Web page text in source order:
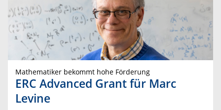
Mathematiker bekommt hohe Förderung
ERC Advanced Grant für Marc
Levine